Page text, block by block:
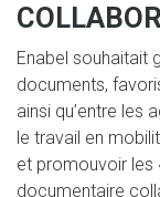
Enabel souhaitait
documents,
ainsi qu’entre les
le travail en
et promouvoir les
documentaire